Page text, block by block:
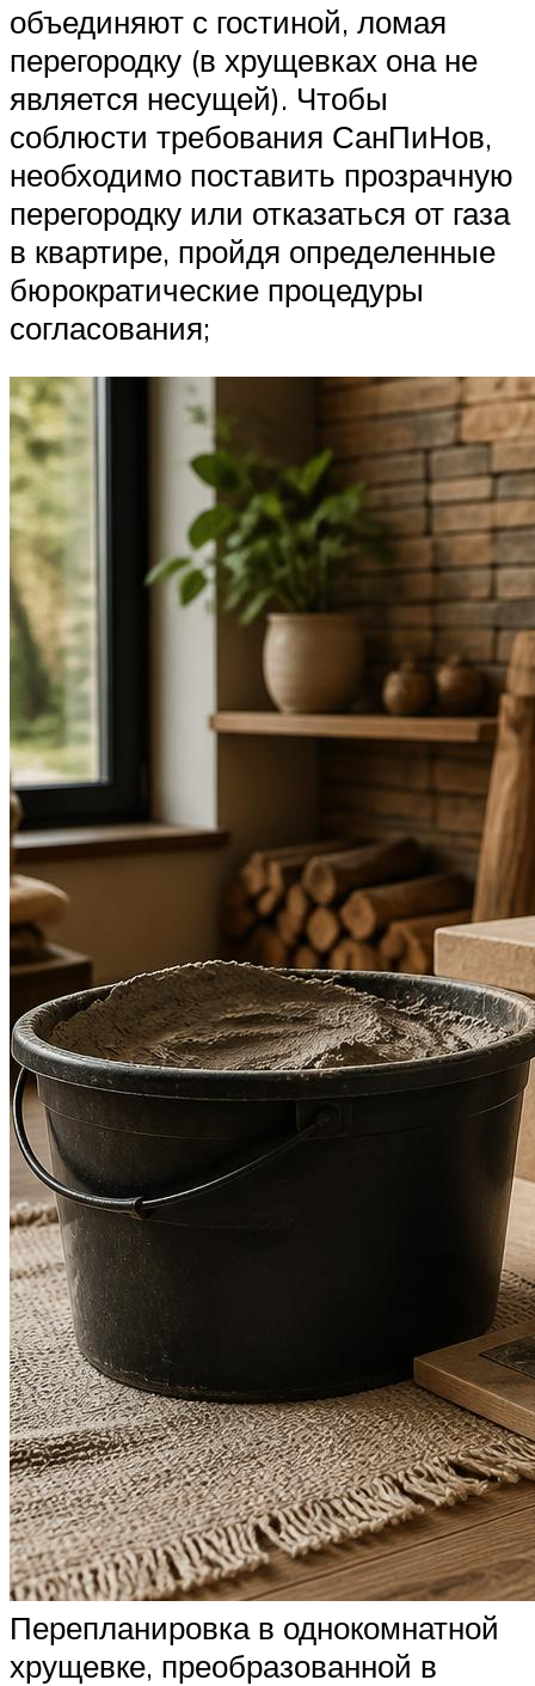
объединяют с гостиной, ломая
перегородку (в хрущевках она не
является несущей). Чтобы
соблюсти требования СанПиНов,
необходимо поставить прозрачную
перегородку или отказаться от газа
в квартире, пройдя определенные
бюрократические процедуры
согласования;
Перепланировка в однокомнатной
хрущевке, преобразованной в